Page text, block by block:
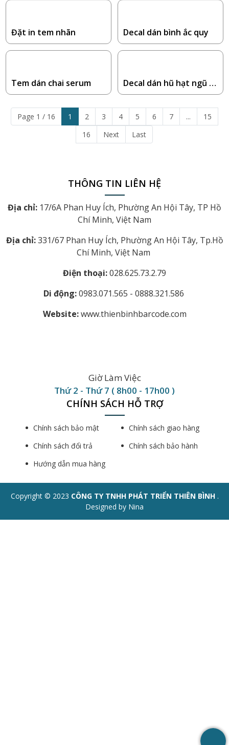
Đặt in tem nhãn Decal dán bình ắc quy
Tem dán chai serum
Decal dán hũ hạt ngũ c
ốc
Page 1 / 16 1 2 3 4 5 6 7 ...
15
16
Next Last
THÔNG TIN LIÊN HỆ
Địa chỉ: 17/6A Phan Huy Ích, Phường An Hội Tây, TP Hồ
Chí Minh, Việt Nam
Địa chỉ:331/67 Phan Huy Ích, Phường An Hội Tây, Tp.Hồ
Chí Minh, Việt Nam
Điện thoại:028.625.73.2.79
Di động:0983.071.565 - 0888.321.586
Website:www.thienbinhbarcode.com
Giờ Làm Việc
Thứ 2 - Thứ 7 ( 8h00 - 17h00 )
CHÍNH SÁCH HỖ TRỢ
Chính sách bảo mật
Chính sách giao hàng
Chính sách đổi trả
Chính sách bảo hành
Hướng dẫn mua hàng
Copyright © 2023 CÔNG TY TNHH PHÁT TRIỂN THIÊN BÌNH .
Designed by Nina